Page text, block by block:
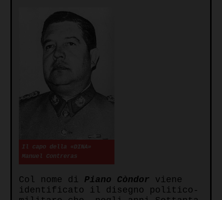
Il capo della «DINA»
Manuel Contreras
Col nome di Piano Còndor viene
identificato il disegno politico-